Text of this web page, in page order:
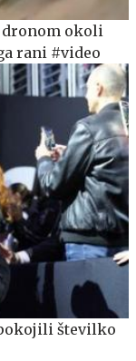
dronom okoli
rani #video
številko